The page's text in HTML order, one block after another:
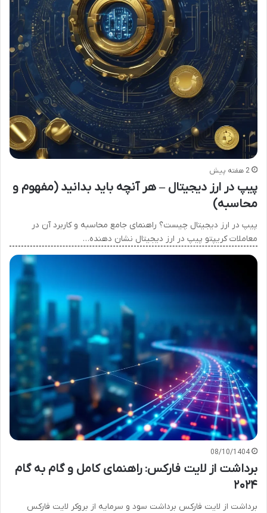
2 هفته پیش
پیپ در ارز دیجیتال – هر آنچه باید بدانید (مفهوم و
محاسبه)
پیپ در ارز دیجیتال چیست؟ راهنمای جامع محاسبه و کاربرد آن در
معاملات کریپتو پیپ در ارز دیجیتال نشان دهنده…
08/10/1404
برداشت از لایت فارکس: راهنمای کامل و گام به گام
۲۰۲۴
برداشت از لایت فارکس برداشت سود و سرمایه از بروکر لایت فارکس